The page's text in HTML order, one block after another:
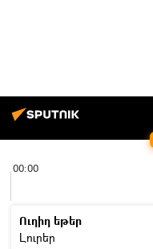
00:00
Ուղիղ եթեր
Լուրեր